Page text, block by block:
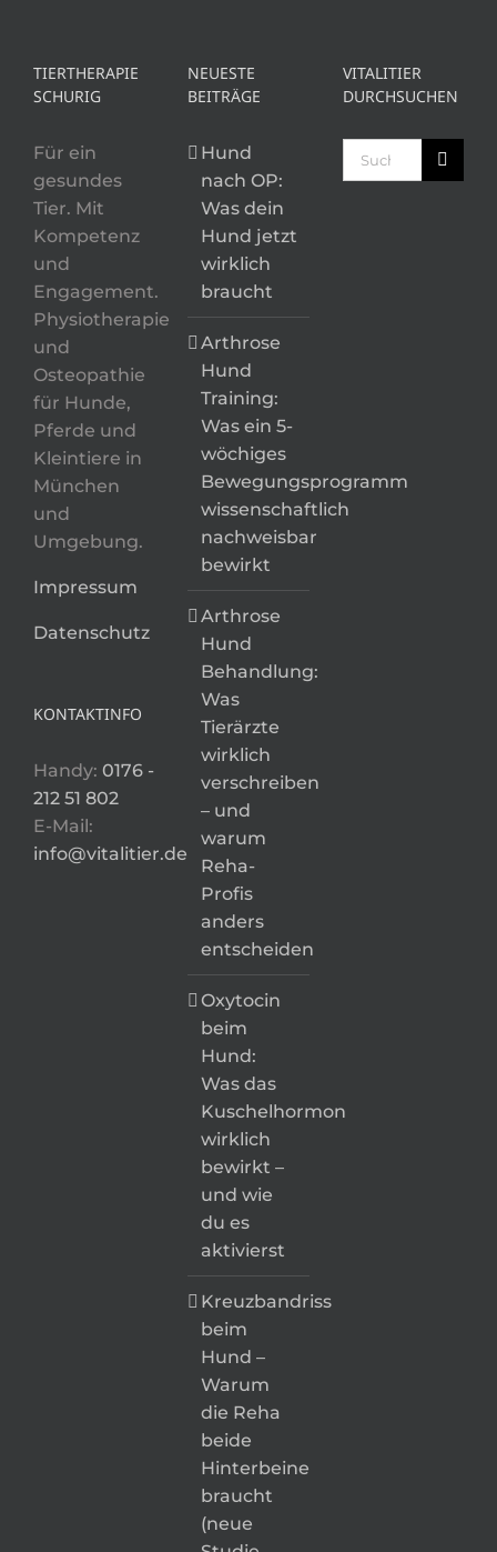
TIERTHERAPIE
SCHURIG
Für ein
gesundes
Tier. Mit
Kompetenz
und
Engagement.
Physiotherapie
und
Osteopathie
für Hunde,
Pferde und
Kleintiere in
München
und
Umgebung.
Impressum
Datenschutz
KONTAKTINFO
Handy: 0176 -
212 51 802
E-Mail:
info@vitalitier.de
NEUESTE
BEITRÄGE
Hund
nach OP:
Was dein
Hund jetzt
wirklich
braucht
Arthrose
Hund
Training:
Was ein 5-
wöchiges
Bewegungsprogramm
wissenschaftlich
nachweisbar
bewirkt
Arthrose
Hund
Behandlung:
Was
Tierärzte
wirklich
verschreiben
– und
warum
Reha-
Profis
anders
entscheiden
Oxytocin
beim
Hund:
Was das
Kuschelhormon
wirklich
bewirkt –
und wie
du es
aktivierst
Kreuzbandriss
beim
Hund –
Warum
die Reha
beide
Hinterbeine
braucht
(neue
VITALITIER
DURCHSUCHEN
Suche
nach: